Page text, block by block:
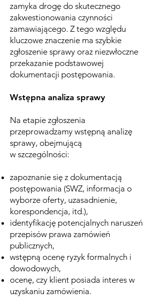
zamyka drogę do skutecznego
zakwestionowania czynności
zamawiającego. Z tego względu
kluczowe znaczenie ma szybkie
zgłoszenie sprawy oraz niezwłoczne
przekazanie podstawowej
dokumentacji postępowania.
Wstępna analiza sprawy
Na etapie zgłoszenia
przeprowadzamy wstępną analizę
sprawy, obejmującą
w szczególności:
zapoznanie się z dokumentacją
postępowania (SWZ, informacja o
wyborze oferty, uzasadnienie,
korespondencja, itd.),
identyfikację potencjalnych naruszeń
przepisów prawa zamówień
publicznych,
wstępną ocenę ryzyk formalnych i
dowodowych,
ocenę, czy klient posiada interes w
uzyskaniu zamówienia.